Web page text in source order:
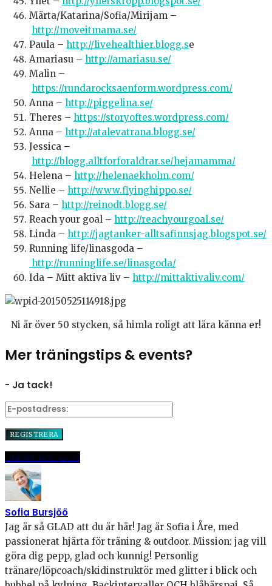
Märta/Katarina/Sofia/Mirijam –
http://moveitmama.se/
Paula – http://livehealthier.blogg.se
Amariasu – http://amariasu.se/
Malin –
https://rundarocksaenform.wordpress.com/
Anna – http://piggelina.se/
Theres – https://storyoftes.wordpress.com/
Anna – http://atalevatrana.blogg.se/
Jessica –
http://blogg.alltforforaldrar.se/hejamamma/
Helena – http://helenaekholm.com/
Nellie – http://www.flyinghippo.se/
Sara – http://reinodt.blogg.se/
Reach your goal – http://reachyourgoal.se/
Linda – http://jagtanker-alltsafinnsjag.blogspot.se/
Running life/linasgoda –
http://runninglife.se/linasgoda/
Ida – Mitt aktiva liv – http://mittaktivaliv.com/
Ni är över 50 stycken, så himla roligt att lära känna er!
Mer träningstips & events?
- Ja tack!
DelaPinnaE-post
Sofia Bursjöö
Jag är så GLAD att du är här! Jag är Sofia i Åre, med
passionerat hjärta för träning & outdoor. Mission: jag vill
göra dig pepp, glad och kunnig! Personlig
tränare/löpcoach/skidinstruktör med glitter i blick och